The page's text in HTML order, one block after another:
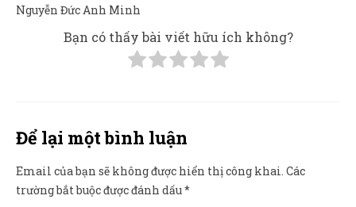
Nguyễn Đức Anh Minh
Bạn có thấy bài viết hữu ích không?
Để lại một bình luận
Email của bạn sẽ không được hiển thị công khai. Các
trường bắt buộc được đánh dấu*